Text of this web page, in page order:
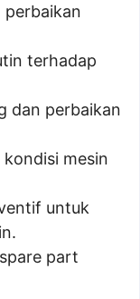
perbaikan
terhadap
dan perbaikan
mesin
untuk
part